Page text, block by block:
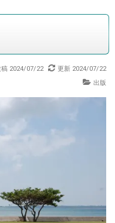
稿 2024/07/22
更新 2024/07/22
出版